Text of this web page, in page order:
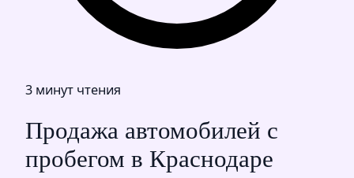
3 минут чтения
Продажа автомобилей с
пробегом в Краснодаре